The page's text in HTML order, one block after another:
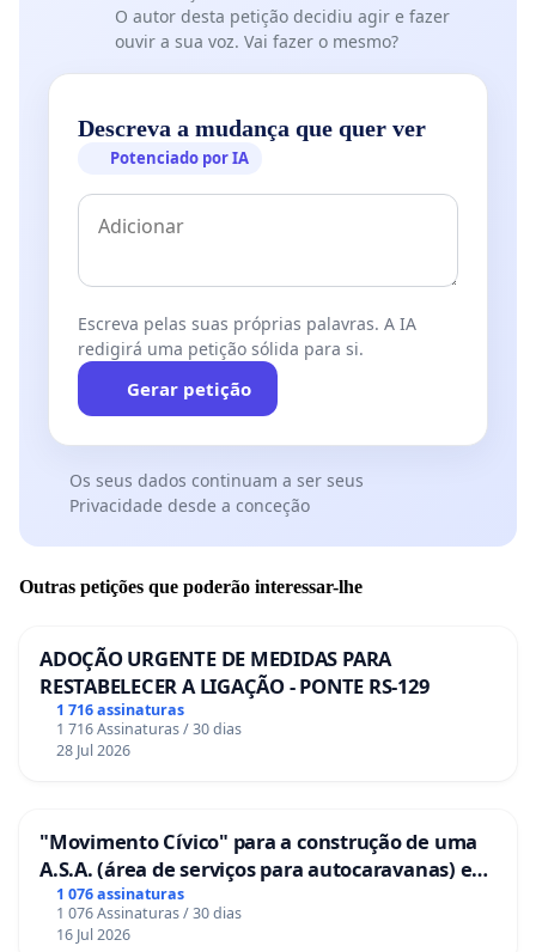
O autor desta petição decidiu agir e fazer
ouvir a sua voz. Vai fazer o mesmo?
Descreva a mudança que quer ver
Potenciado por IA
Escreva pelas suas próprias palavras. A IA
redigirá uma petição sólida para si.
Gerar petição
Os seus dados continuam a ser seus
Privacidade desde a conceção
Outras petições que poderão interessar-lhe
ADOÇÃO URGENTE DE MEDIDAS PARA
RESTABELECER A LIGAÇÃO - PONTE RS-129
1 716 assinaturas
1 716 Assinaturas / 30 dias
28 Jul 2026
"Movimento Cívico" para a construção de uma
A.S.A. (área de serviços para autocaravanas) em
Coimbra
1 076 assinaturas
1 076 Assinaturas / 30 dias
16 Jul 2026